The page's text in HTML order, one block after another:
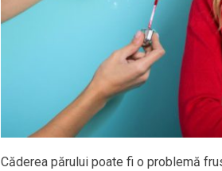
Căderea părului poate fi o problemă